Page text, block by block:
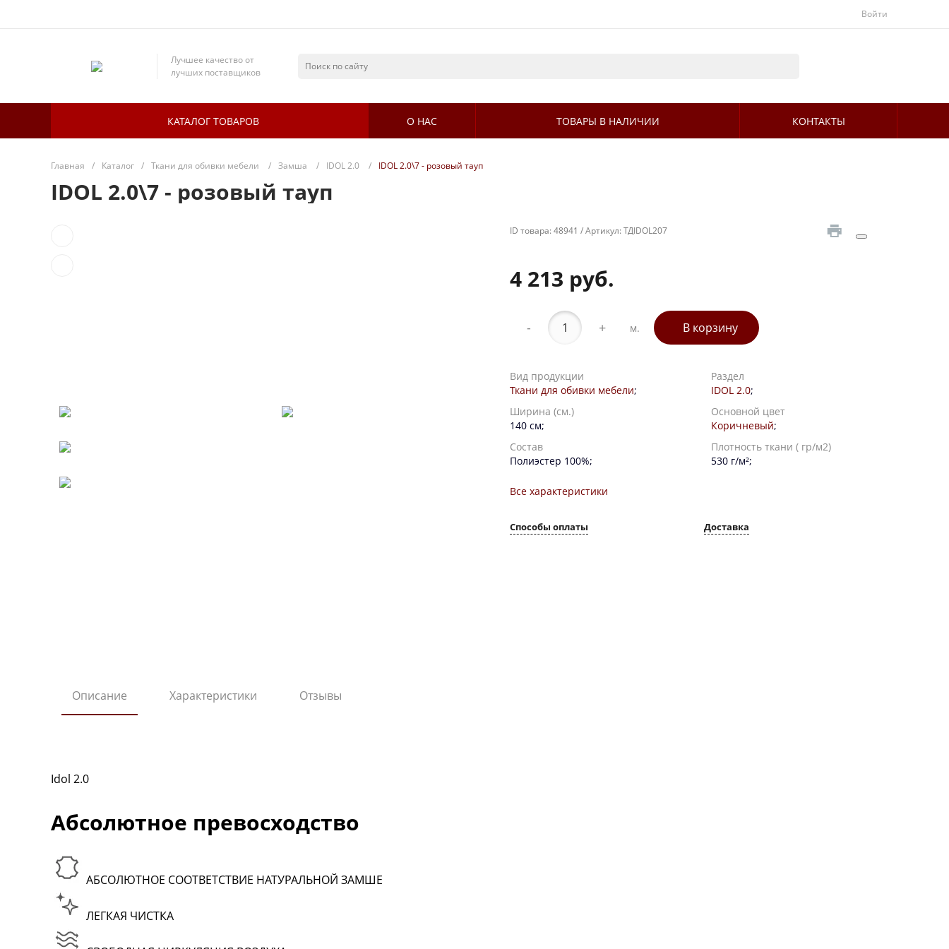
Войти
Лучшее качество от
лучших поставщиков
КАТАЛОГ ТОВАРОВ О НАС ТОВАРЫ В НАЛИЧИИ КОНТАКТЫ
Главная / Каталог / Ткани для обивки мебели / Замша / IDOL 2.0 / IDOL 2.0\7 - розовый тауп
IDOL 2.0\7 - розовый тауп
ID товара:48941 /Артикул:ТДIDOL207
4 213 руб.
- + м. В корзину
Вид продукции
Ткани для обивки мебели;
Раздел
IDOL 2.0;
Ширина (см.)
140 см;
Основной цвет
Коричневый;
Состав
Полиэстер 100%;
Плотность ткани ( гр/м2)
530 г/м²;
Все характеристики
Способы оплаты Доставка
Описание Характеристики Отзывы
Idol 2.0
Абсолютное превосходство
АБСОЛЮТНОЕ СООТВЕТСТВИЕ НАТУРАЛЬНОЙ ЗАМШЕ
ЛЕГКАЯ ЧИСТКА